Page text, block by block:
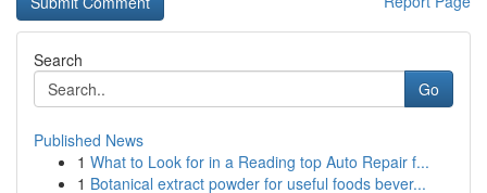
Search
Go
Published News
1 What to Look for in a Reading top Auto Repair f...
1 Botanical extract powder for useful foods bever...